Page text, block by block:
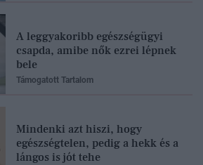
A leggyakoribb egészségügyi
csapda, amibe nők ezrei lépnek
bele
Támogatott Tartalom
Mindenki azt hiszi, hogy
egészségtelen, pedig a hekk és a
lángos is jót tehe